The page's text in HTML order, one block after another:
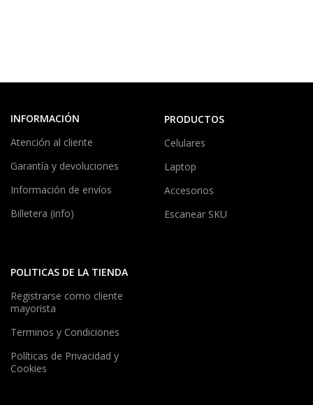
INFORMACIÓN
Atención al cliente
Garantía y devoluciones
Información de envíos
Billetera (info)
PRODUCTOS
Celulares
Laptop
Accesorios
Escanear SKU
POLITICAS DE LA TIENDA
Registrarse como cliente
mayorista
Terminos y Condiciones
Políticas de Privacidad y
Cookies